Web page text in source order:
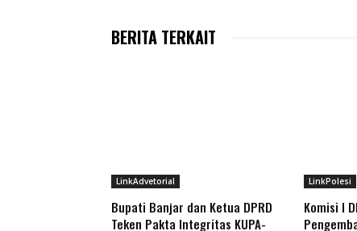
BERITA TERKAIT
LinkAdvetorial
Bupati Banjar dan Ketua DPRD
Teken Pakta Integritas KUPA-
LinkPolesi
Komisi I